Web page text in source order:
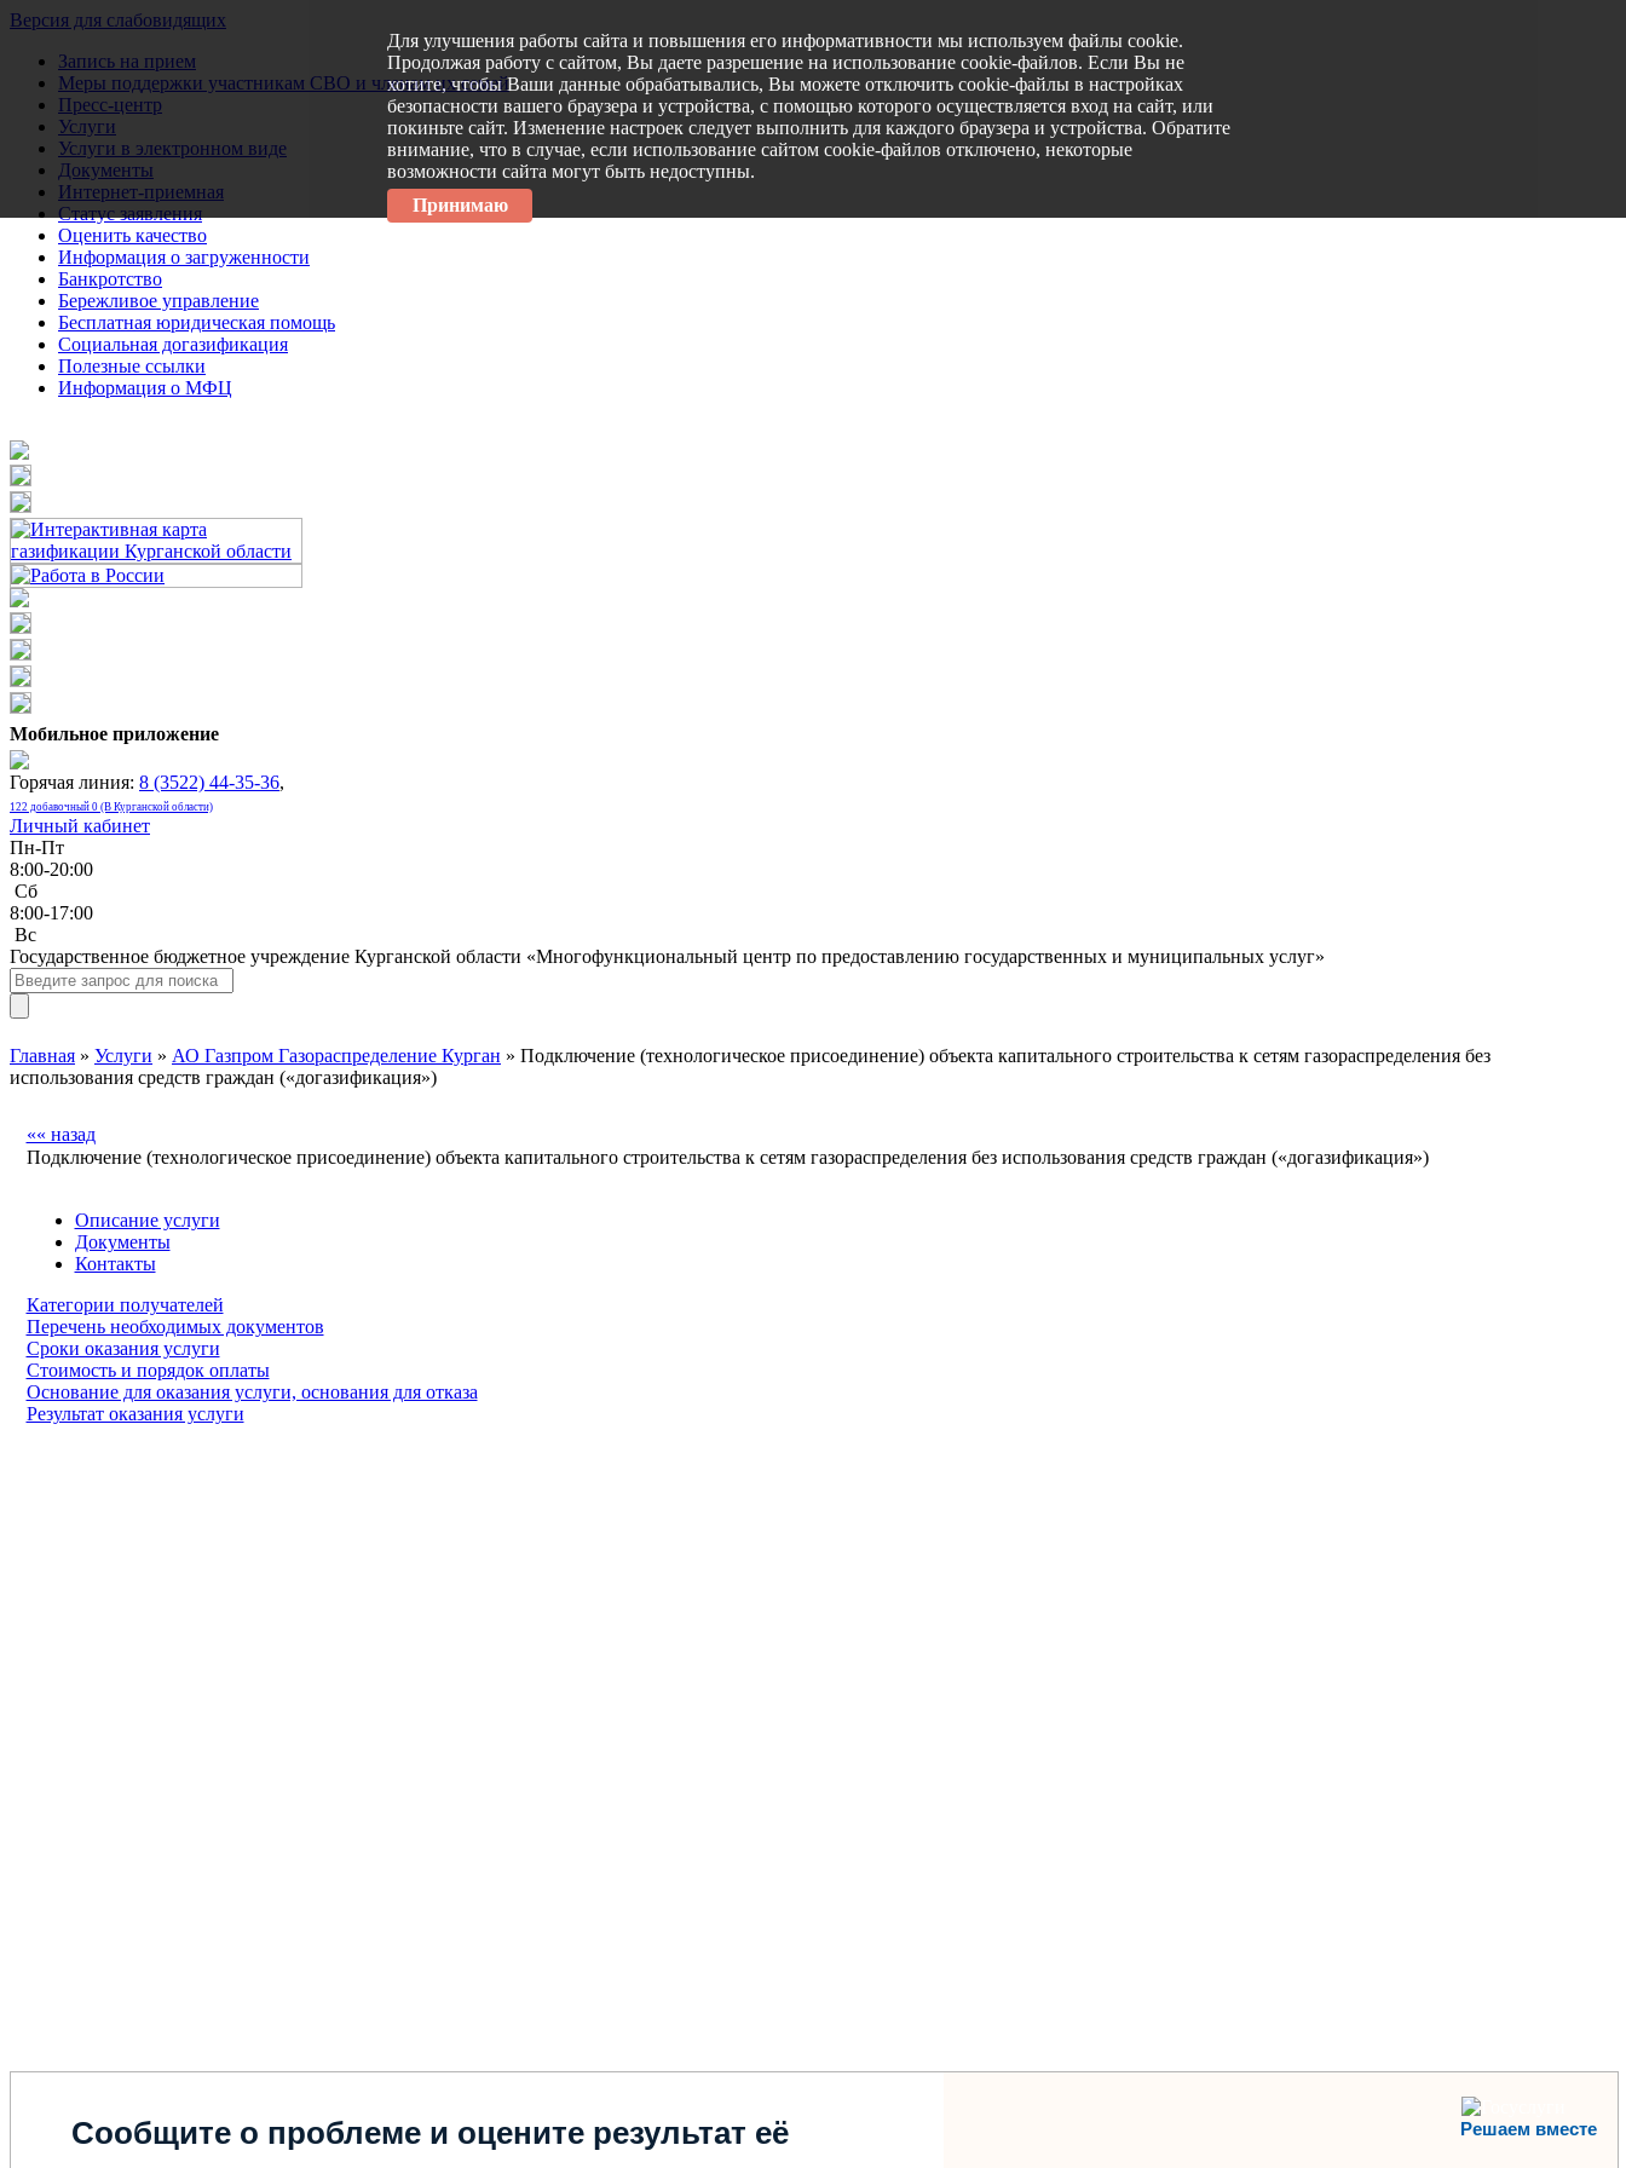
Версия для слабовидящих
Запись на прием
Меры поддержки участникам СВО и членам их семей
Пресс-центр
Услуги
Услуги в электронном виде
Документы
Интернет-приемная
Статус заявления
Оценить качество
Информация о загруженности
Банкротство
Бережливое управление
Бесплатная юридическая помощь
Социальная догазификация
Полезные ссылки
Информация о МФЦ
Мобильное приложение
Горячая линия: 8 (3522) 44-35-36,
122 добавочный 0 (В Курганской области)
Личный кабинет
Пн-Пт
8:00-20:00
Сб
8:00-17:00
Bc
Государственное бюджетное учреждение Курганской области «Многофункциональный центр по предоставлению государственных и муниципальных услуг»
Главная » Услуги » АО Газпром Газораспределение Курган » Подключение (технологическое присоединение) объекта капитального строительства к сетям газораспределения без
использования средств граждан («догазификация»)
«« назад
Подключение (технологическое присоединение) объекта капитального строительства к сетям газораспределения без использования средств граждан («догазификация»)
Описание услуги
Документы
Контакты
Категории получателей
Перечень необходимых документов
Сроки оказания услуги
Стоимость и порядок оплаты
Основание для оказания услуги, основания для отказа
Результат оказания услуги
Решаем вместе
Сообщите о проблеме и оцените результат её
Для улучшения работы сайта и повышения его информативности мы используем файлы cookie.
Продолжая работу с сайтом, Вы даете разрешение на использование cookie-файлов. Если Вы не
хотите, чтобы Ваши данные обрабатывались, Вы можете отключить cookie-файлы в настройках
безопасности вашего браузера и устройства, с помощью которого осуществляется вход на сайт, или
покиньте сайт. Изменение настроек следует выполнить для каждого браузера и устройства. Обратите
внимание, что в случае, если использование сайтом cookie-файлов отключено, некоторые
возможности сайта могут быть недоступны.
Принимаю